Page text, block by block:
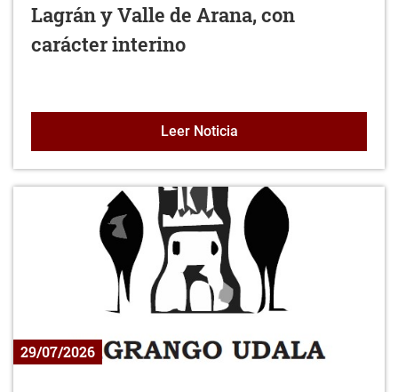
Lagrán y Valle de Arana, con
carácter interino
Leer NoticiaConvocatoria y bases,
29/07/2026